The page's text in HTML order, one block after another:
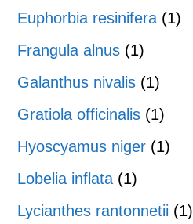
Euphorbia resinifera (1)
Frangula alnus (1)
Galanthus nivalis (1)
Gratiola officinalis (1)
Hyoscyamus niger (1)
Lobelia inflata (1)
Lycianthes rantonnetii (1)